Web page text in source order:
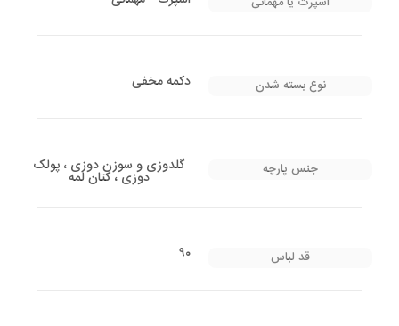
نوع بسته شدن دکمه مخفی
جنس پارچه گلدوزی و سوزن دوزی ، پولک
دوزی ، کتان لمه
قد لباس ۹۰